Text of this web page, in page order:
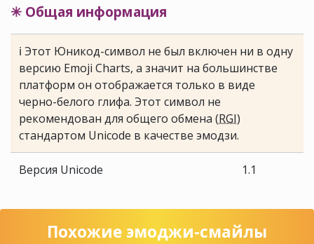
✳ Общая информация
ℹ Этот Юникод-символ не был включен ни в одну
версию Emoji Charts, а значит на большинстве
платформ он отображается только в виде
черно-белого глифа. Этот символ не
рекомендован для общего обмена (RGI)
стандартом Unicode в качестве эмодзи.
Версия Unicode 1.1
Похожие эмоджи-смайлы